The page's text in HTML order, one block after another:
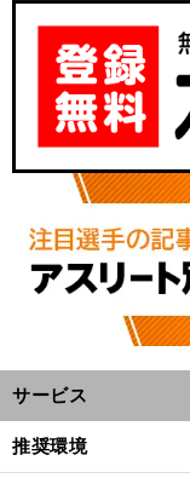
サービス
推奨環境